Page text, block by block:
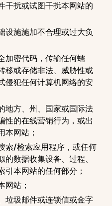
干扰或试图干扰本网站的
设施施加不合理或过大负
加密代码，传输任何蠕
移或存储非法、威胁性或
侵犯任何计算机网络的安
地方、州、国家或国际法
性的在线营销行为，或出
本网站；
索/检索应用程序，或任何
数据收集设备、过程、
引本网站的任何部分；
网站；
垃圾邮件或连锁信或金字